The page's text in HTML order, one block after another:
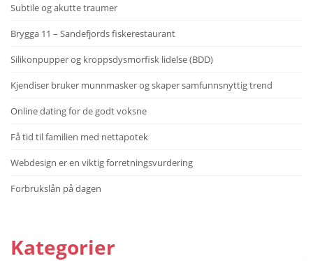
Subtile og akutte traumer
Brygga 11 – Sandefjords fiskerestaurant
Silikonpupper og kroppsdysmorfisk lidelse (BDD)
Kjendiser bruker munnmasker og skaper samfunnsnyttig trend
Online dating for de godt voksne
Få tid til familien med nettapotek
Webdesign er en viktig forretningsvurdering
Forbrukslån på dagen
Kategorier